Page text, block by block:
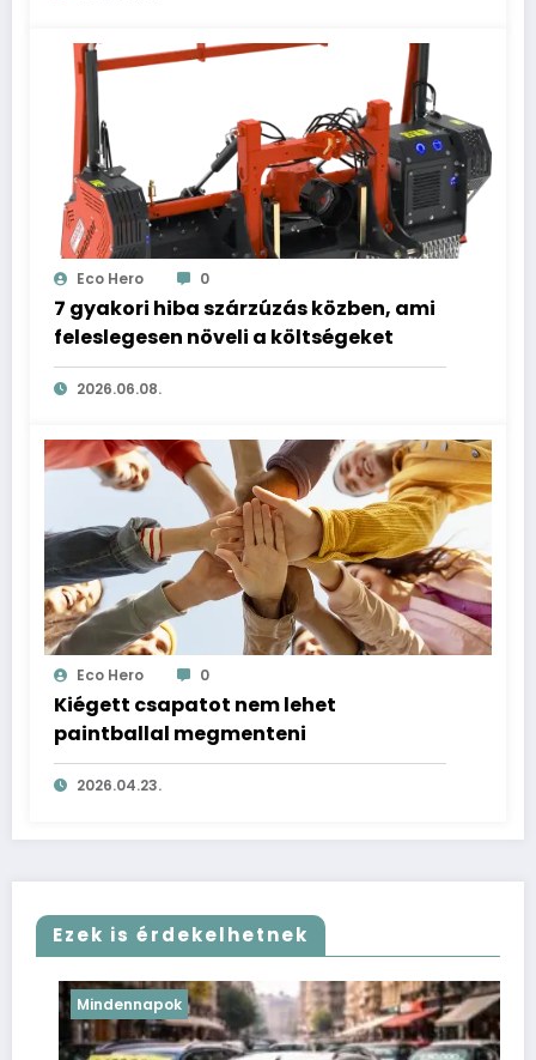
Eco Hero 0
7 gyakori hiba szárzúzás közben, ami
feleslegesen növeli a költségeket
2026.06.08.
Eco Hero 0
Kiégett csapatot nem lehet
paintballal megmenteni
2026.04.23.
Ezek is érdekelhetnek
Mindennapok